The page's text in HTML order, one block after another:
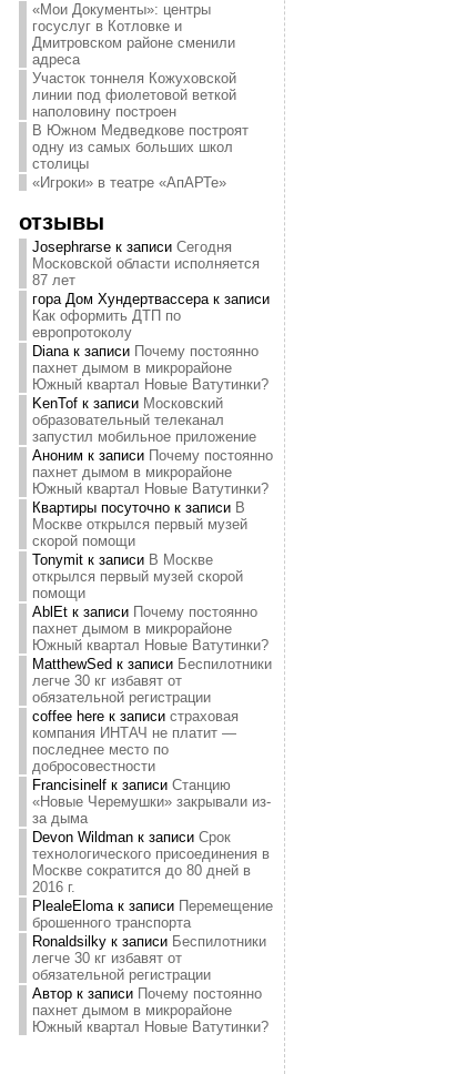
«Мои Документы»: центры
госуслуг в Котловке и
Дмитровском районе сменили
адреса
Участок тоннеля Кожуховской
линии под фиолетовой веткой
наполовину построен
В Южном Медведкове построят
одну из самых больших школ
столицы
«Игроки» в театре «АпАРТе»
отзывы
Josephrarseк записи Сегодня
Московской области исполняется
87 лет
гора Дом Хундертвассерак записи
Как оформить ДТП по
европротоколу
Dianaк записи Почему постоянно
пахнет дымом в микрорайоне
Южный квартал Новые Ватутинки?
KenTofк записи Московский
образовательный телеканал
запустил мобильное приложение
Аноним к записи Почему постоянно
пахнет дымом в микрорайоне
Южный квартал Новые Ватутинки?
Квартиры посуточнок записи В
Москве открылся первый музей
скорой помощи
Tonymitк записи В Москве
открылся первый музей скорой
помощи
AblEtк записи Почему постоянно
пахнет дымом в микрорайоне
Южный квартал Новые Ватутинки?
MatthewSed к записи Беспилотники
легче 30 кг избавят от
обязательной регистрации
coffee hereк записи страховая
компания ИНТАЧ не платит —
последнее место по
добросовестности
Francisinelfк записи Станцию
«Новые Черемушки» закрывали из-
за дыма
Devon Wildmanк записи Срок
технологического присоединения в
Москве сократится до 80 дней в
2016 г.
PlealeElomaк записи Перемещение
брошенного транспорта
Ronaldsilkyк записи Беспилотники
легче 30 кг избавят от
обязательной регистрации
Авторк записи Почему постоянно
пахнет дымом в микрорайоне
Южный квартал Новые Ватутинки?